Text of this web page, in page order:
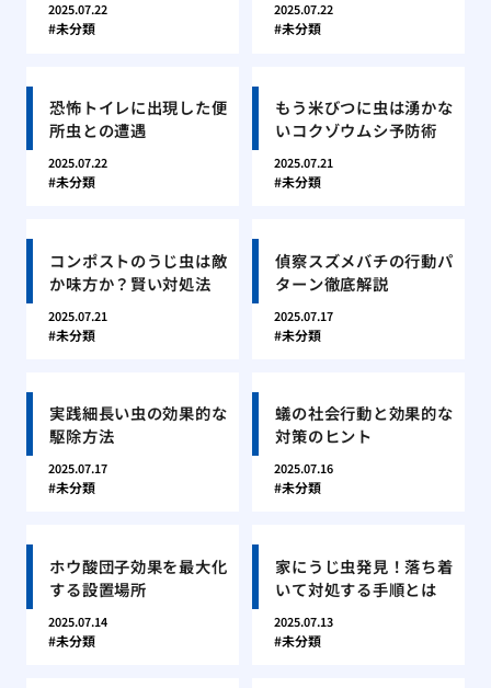
2025.07.22
未分類
2025.07.22
未分類
恐怖トイレに出現した便
所虫との遭遇
2025.07.22
未分類
もう米びつに虫は湧かな
いコクゾウムシ予防術
2025.07.21
未分類
コンポストのうじ虫は敵
か味方か？賢い対処法
2025.07.21
未分類
偵察スズメバチの行動パ
ターン徹底解説
2025.07.17
未分類
実践細長い虫の効果的な
駆除方法
2025.07.17
未分類
蟻の社会行動と効果的な
対策のヒント
2025.07.16
未分類
ホウ酸団子効果を最大化
する設置場所
2025.07.14
未分類
家にうじ虫発見！落ち着
いて対処する手順とは
2025.07.13
未分類